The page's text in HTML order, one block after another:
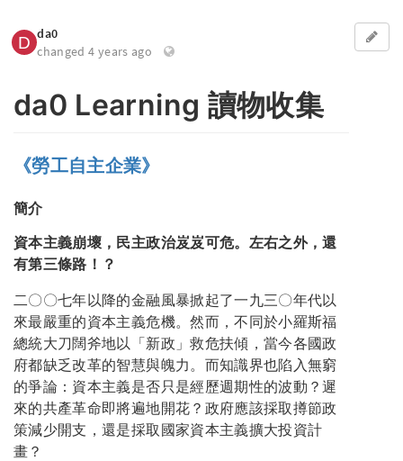
da0
changed 4 years ago
da0 Learning 讀物收集
《勞工自主企業》
簡介
資本主義崩壞，民主政治岌岌可危。左右之外，還
有第三條路！？
二〇〇七年以降的金融風暴掀起了一九三〇年代以
來最嚴重的資本主義危機。然而，不同於小羅斯福
總統大刀闊斧地以「新政」救危扶傾，當今各國政
府都缺乏改革的智慧與魄力。而知識界也陷入無窮
的爭論：資本主義是否只是經歷週期性的波動？遲
來的共產革命即將遍地開花？政府應該採取撙節政
策減少開支，還是採取國家資本主義擴大投資計
畫？